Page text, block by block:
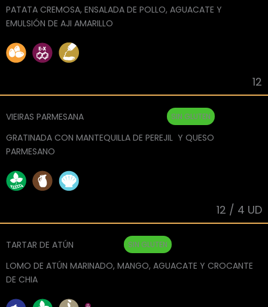
PATATA CREMOSA, ENSALADA DE POLLO, AGUACATE Y
EMULSIÓN DE AJI AMARILLO
12
VIEIRAS PARMESANA SIN GLUTEN
GRATINADA CON MANTEQUILLA DE PEREJIL Y QUESO
PARMESANO
12 / 4 UD
TARTAR DE ATÚN SIN GLUTEN
LOMO DE ATÚN MARINADO, MANGO, AGUACATE Y CROCANTE
DE CHIA